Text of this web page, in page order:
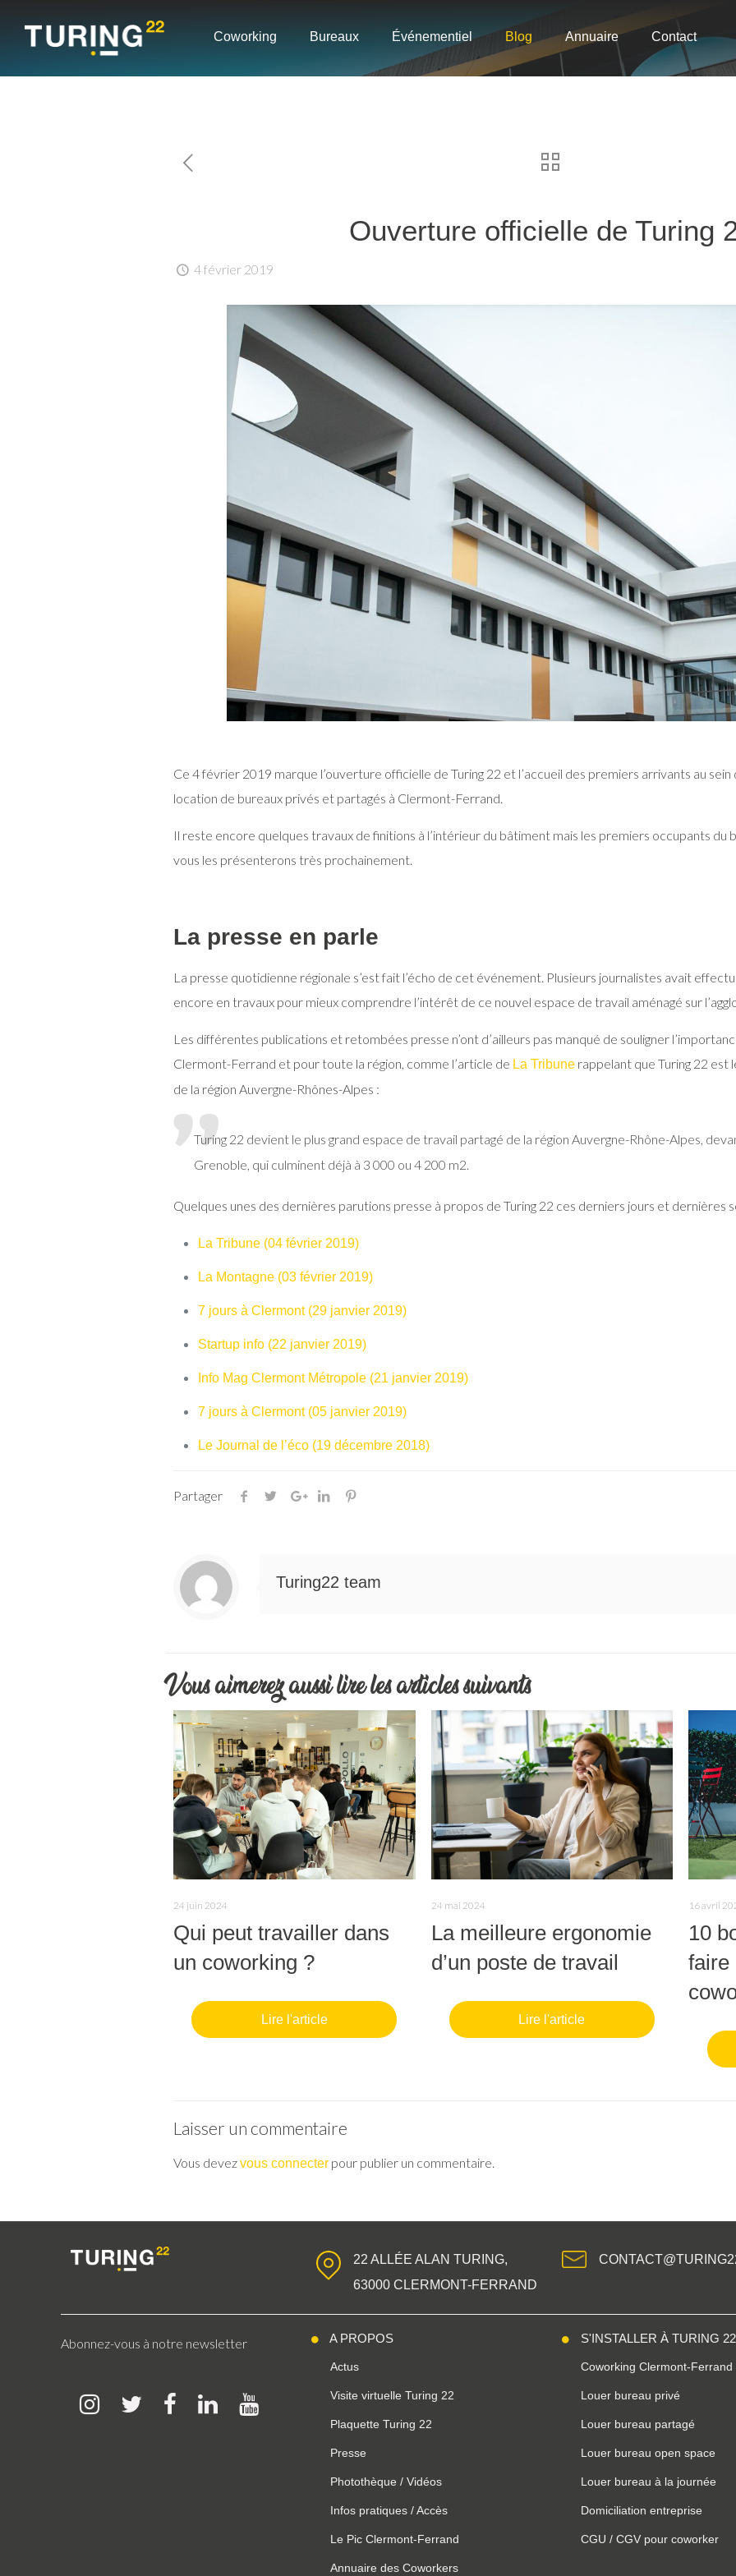
Coworking Bureaux Événementiel Blog Annuaire Contact
Ouverture officielle de Turing
4 février 2019
Ce 4 février 2019 marque l’ouverture officielle de Turing 22 et l’accueil des premiers arrivants au
location de bureaux privés et partagés à Clermont-Ferrand.
Il reste encore quelques travaux de finitions à l’intérieur du bâtiment mais les premiers occupants du
vous les présenterons très prochainement.
La presse en parle
La presse quotidienne régionale s’est fait l’écho de cet événement. Plusieurs journalistes avait
encore en travaux pour mieux comprendre l’intérêt de ce nouvel espace de travail aménagé sur
Les différentes publications et retombées presse n’ont d’ailleurs pas manqué de souligner
Clermont-Ferrand et pour toute la région, comme l’article de La Tribune rappelant que Turing 22 est
de la région Auvergne-Rhônes-Alpes :
Turing 22 devient le plus grand espace de travail partagé de la région Auvergne-Rhône-Alpes,
Grenoble, qui culminent déjà à 3 000 ou 4 200 m2.
Quelques unes des dernières parutions presse à propos de Turing 22 ces derniers jours et dernières
La Tribune (04 février 2019)
La Montagne (03 février 2019)
7 jours à Clermont (29 janvier 2019)
Startup info (22 janvier 2019)
Info Mag Clermont Métropole (21 janvier 2019)
7 jours à Clermont (05 janvier 2019)
Le Journal de l’éco (19 décembre 2018)
Partager
Turing22 team
Vous aimerez aussi lire les articles suivants
24 juin 2024
Qui peut travailler dans
un coworking ?
Lire l'article
24 mai 2024
La meilleure ergonomie
d’un poste de travail
Lire l'article
16 avril
10
faire
Laisser un commentaire
Vous devezvous connecter pour publier un commentaire.
22 ALLÉE ALAN TURING,
63000 CLERMONT-FERRAND
Abonnez-vous à notre newsletter A PROPOS
Actus
Visite virtuelle Turing 22
Plaquette Turing 22
Presse
Photothèque / Vidéos
Infos pratiques / Accès
Le Pic Clermont-Ferrand
Annuaire des Coworkers
S'INSTALLER À TURING 22
Coworking Clermont-Ferrand
Louer bureau privé
Louer bureau partagé
Louer bureau open space
Louer bureau à la journée
Domiciliation entreprise
CGU / CGV pour coworker